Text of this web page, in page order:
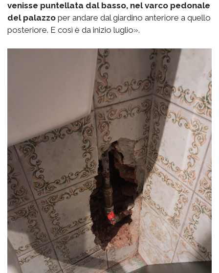
venisse puntellata dal basso, nel varco pedonale
del palazzo per andare dal giardino anteriore a quello
posteriore. E così è da inizio luglio».